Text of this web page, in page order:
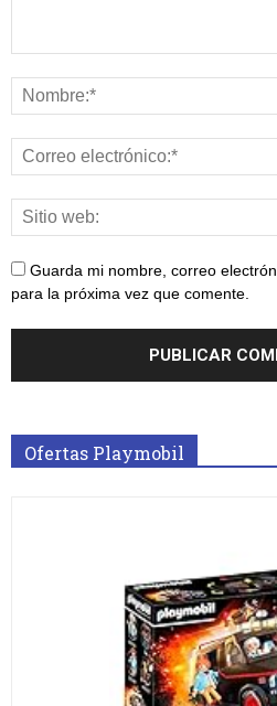
Guarda mi nombre, correo
para la próxima vez que comente.
Ofertas Playmobil